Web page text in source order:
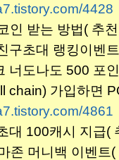
4428
인 받는 방법( 추
구초대 랭킹이벤
너도나도 500 포
chain) 가입하면
4861
대 100캐시 지급(
존 머니백 이벤트